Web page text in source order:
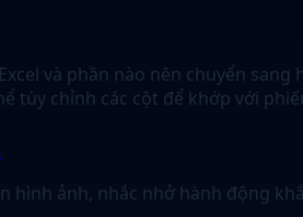
và phần nào nên chuyển
tùy chỉnh các cột để khớp với
ảnh, nhắc nhở hành động